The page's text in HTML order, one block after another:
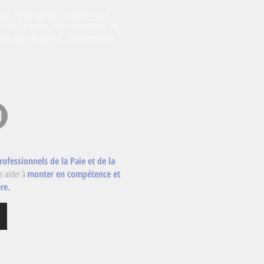
de la Paie et de la
aider à monter en compétence et